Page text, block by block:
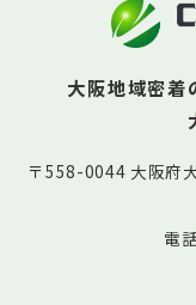
大阪地域密着
〒558-0044 大阪府
電